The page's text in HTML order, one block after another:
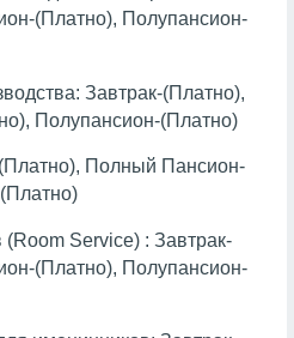
(Платно), Полупансион-
Завтрак-(Платно),
Полупансион-(Платно)
Полный Пансион-
Service) : Завтрак-
(Платно), Полупансион-